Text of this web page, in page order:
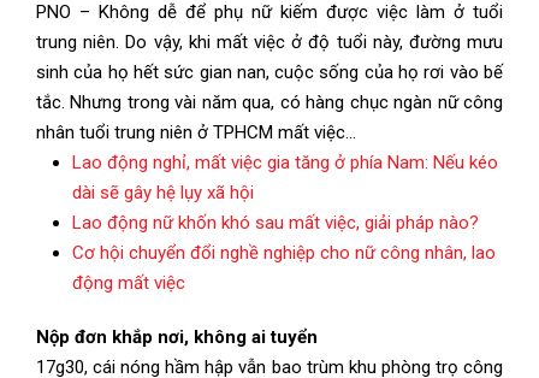
PNO – Không dễ để phụ nữ kiếm được việc làm ở tuổi
trung niên. Do vậy, khi mất việc ở độ tuổi này, đường mưu
sinh của họ hết sức gian nan, cuộc sống của họ rơi vào bế
tắc. Nhưng trong vài năm qua, có hàng chục ngàn nữ công
nhân tuổi trung niên ở TPHCM mất việc…
Lao động nghỉ, mất việc gia tăng ở phía Nam: Nếu kéo
dài sẽ gây hệ lụy xã hội
Lao động nữ khốn khó sau mất việc, giải pháp nào?
Cơ hội chuyển đổi nghề nghiệp cho nữ công nhân, lao
động mất việc
Nộp đơn khắp nơi, không ai tuyển
17g30, cái nóng hầm hập vẫn bao trùm khu phòng trọ công